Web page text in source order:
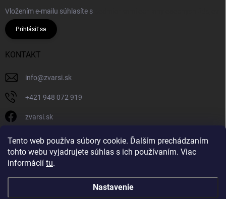
Tento web používa súbory cookie. Ďalším prechádzaním
tohto webu vyjadrujete súhlas s ich používaním. Viac
informácií tu.
Nastavenie
Vložením e-mailu súhlasíte s
Prihlásiť sa
KONTAKT
info@zvarsi.sk
+421 948 072 919
zvarsi.sk
zvarsi.sk